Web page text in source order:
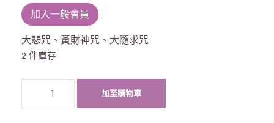
加入一般會員
大悲咒、黃財神咒、大隨求咒
2 件庫存
加至購物車